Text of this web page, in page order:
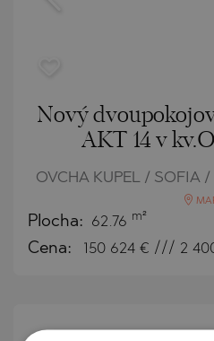
Nový
AKT 14 v
OVCHA KUPEL / SOFIA
Plocha: 62.76 m²
Cena: 150 624 € /// 2